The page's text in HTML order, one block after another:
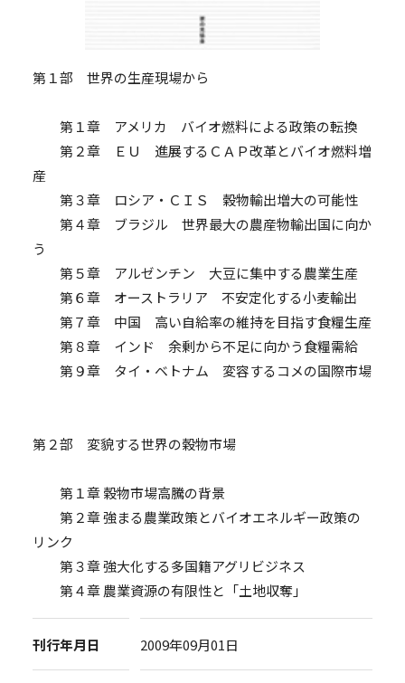
第１部 世界の生産現場から
第１章 アメリカ バイオ燃料による政策の転換
第２章 ＥＵ 進展するＣＡＰ改革とバイオ燃料増
産
第３章 ロシア・ＣＩＳ 穀物輸出増大の可能性
第４章 ブラジル 世界最大の農産物輸出国に向か
う
第５章 アルゼンチン 大豆に集中する農業生産
第６章 オーストラリア 不安定化する小麦輸出
第７章 中国 高い自給率の維持を目指す食糧生産
第８章 インド 余剰から不足に向かう食糧需給
第９章 タイ・ベトナム 変容するコメの国際市場
第２部 変貌する世界の穀物市場
第１章 穀物市場高騰の背景
第２章 強まる農業政策とバイオエネルギー政策の
リンク
第３章 強大化する多国籍アグリビジネス
第４章 農業資源の有限性と「土地収奪」
刊行年月日 2009年09月01日